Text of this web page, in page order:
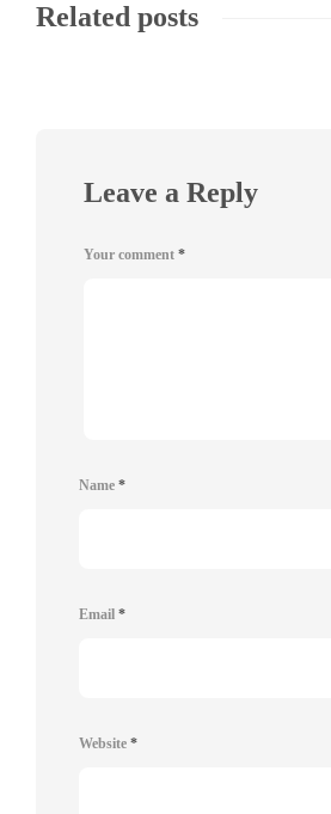
Related posts
Leave a Reply
Your comment *
Name *
Email *
Website *